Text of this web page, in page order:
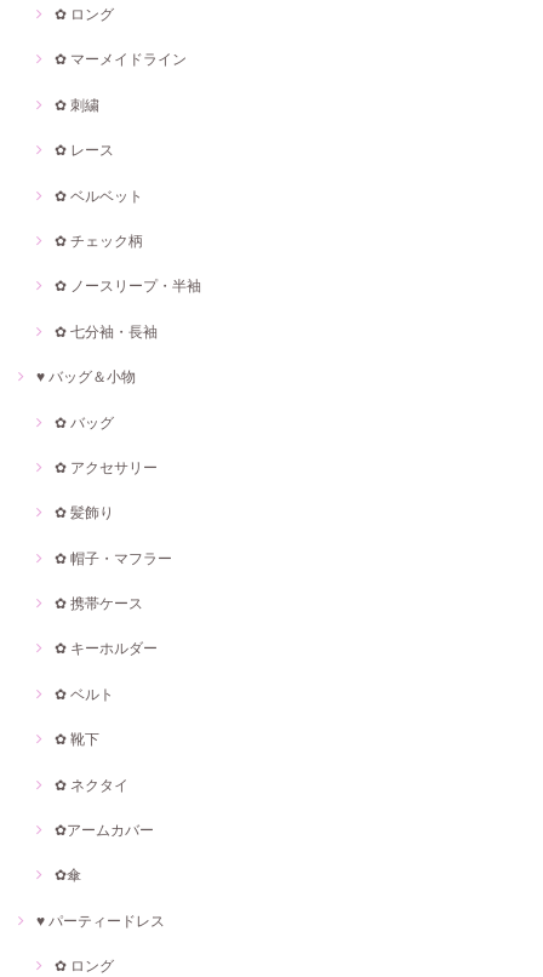
✿ ロング
✿ マーメイドライン
✿ 刺繍
✿ レース
✿ ベルベット
✿ チェック柄
✿ ノースリープ・半袖
✿ 七分袖・長袖
♥ バッグ＆小物
✿ バッグ
✿ アクセサリー
✿ 髪飾り
✿ 帽子・マフラー
✿ 携帯ケース
✿ キーホルダー
✿ ベルト
✿ 靴下
✿ ネクタイ
✿アームカバー
✿傘
♥ パーティードレス
✿ ロング